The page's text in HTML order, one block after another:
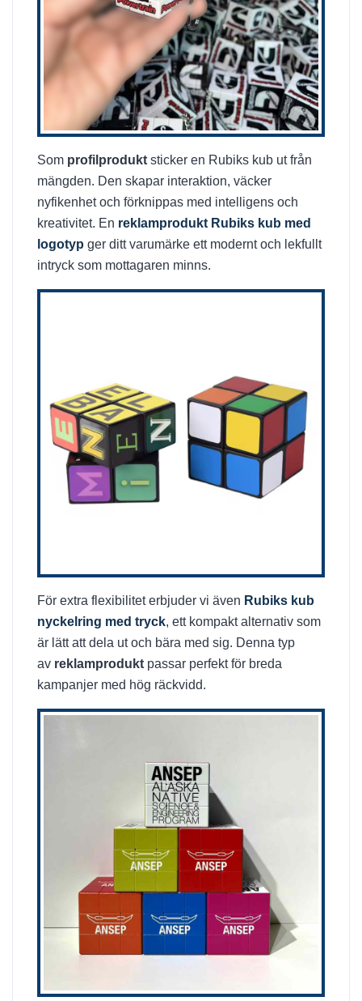
Som profilprodukt sticker en Rubiks kub ut från
mängden. Den skapar interaktion, väcker
nyfikenhet och förknippas med intelligens och
kreativitet. En reklamprodukt Rubiks kub med
logotyp ger ditt varumärke ett modernt och lekfullt
intryck som mottagaren minns.
För extra flexibilitet erbjuder vi även Rubiks kub
nyckelring med tryck, ett kompakt alternativ som
är lätt att dela ut och bära med sig. Denna typ
av reklamprodukt passar perfekt för breda
kampanjer med hög räckvidd.